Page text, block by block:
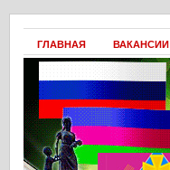
ГЛАВНАЯ ВАКАНСИИ